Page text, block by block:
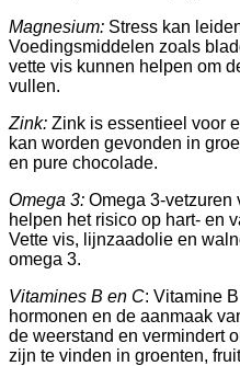
Magnesium: Stress kan
Voedingsmiddelen zoals
vette vis kunnen helpen om
vullen.
Zink: Zink is essentieel voor
kan worden gevonden in
en pure chocolade.
Omega 3: Omega 3-vetzuren
helpen het risico op hart- en
Vette vis, lijnzaadolie en
omega 3.
Vitamines B en C: Vitamine
hormonen en de aanmaak
de weerstand en vermindert
zijn te vinden in groenten,